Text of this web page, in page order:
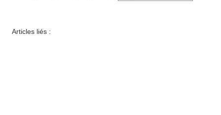
Articles liés :